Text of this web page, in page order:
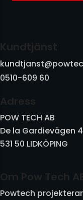
Övrigt
Om Pow Tech
Powtech
Kundtjänst
0510-609 60
Adress
POW TECH AB
De la Gardievägen 4
531 50 LIDKÖPING